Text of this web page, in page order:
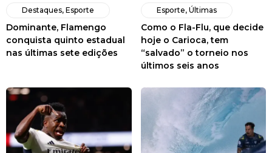
Destaques, Esporte
Dominante, Flamengo
conquista quinto estadual
nas últimas sete edições
Esporte, Últimas
Como o Fla-Flu, que decide
hoje o Carioca, tem
“salvado” o torneio nos
últimos seis anos